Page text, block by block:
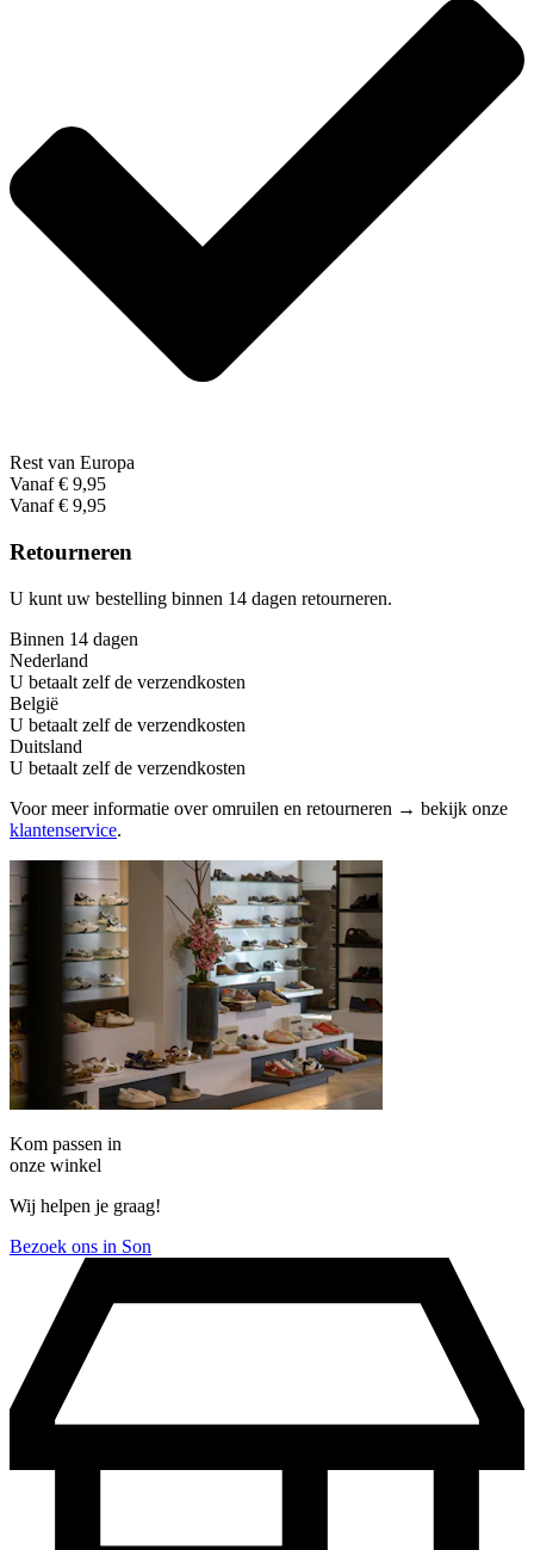
Rest van Europa
Vanaf € 9,95
Vanaf € 9,95
Retourneren
U kunt uw bestelling binnen 14 dagen retourneren.
Binnen 14 dagen
Nederland
U betaalt zelf de verzendkosten
België
U betaalt zelf de verzendkosten
Duitsland
U betaalt zelf de verzendkosten
Voor meer informatie over omruilen en retourneren → bekijk onze
klantenservice.
Kom passen in
onze winkel
Wij helpen je graag!
Bezoek ons in Son